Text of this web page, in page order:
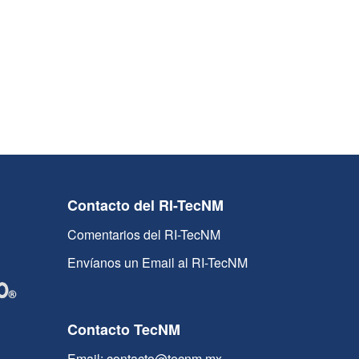
Contacto del RI-TecNM
Comentarios del RI-TecNM
Envíanos un Email al RI-TecNM
Contacto TecNM